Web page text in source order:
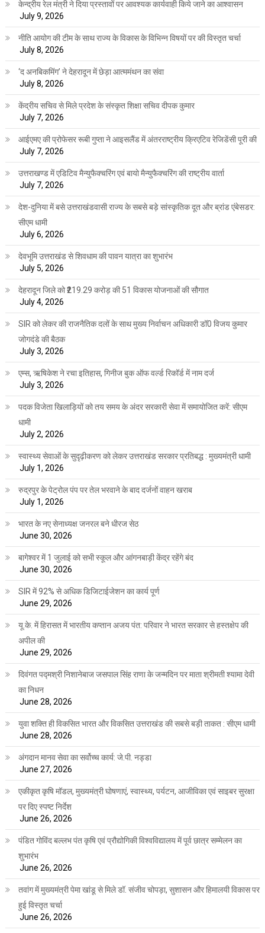
केन्द्रीय रेल मंत्री ने दिया प्रस्तावों पर आवश्यक कार्यवाही किये जाने का आश्वासन
July 9, 2026
नीति आयोग की टीम के साथ राज्य के विकास के विभिन्न विषयों पर की विस्तृत चर्चा
July 8, 2026
‘द अनबिकमिंग’ ने देहरादून में छेड़ा आत्ममंथन का संवा
July 8, 2026
केंद्रीय सचिव से मिले प्रदेश के संस्कृत शिक्षा सचिव दीपक कुमार
July 7, 2026
आईएमए की प्रोफेसर रूबी गुप्ता ने आइसलैंड में अंतरराष्ट्रीय क्रिएटिव रेजिडेंसी पूरी की
July 7, 2026
उत्तराखण्ड में एडिटिव मैन्युफैक्चरिंग एवं बायो मैन्युफैक्चरिंग की राष्ट्रीय वार्ता
July 7, 2026
देश-दुनिया में बसे उत्तराखंडवासी राज्य के सबसे बड़े सांस्कृतिक दूत और ब्रांड एंबेसडर:
सीएम धामी
July 6, 2026
देवभूमि उत्तराखंड से शिवधाम की पावन यात्रा का शुभारंभ
July 5, 2026
देहरादून जिले को ₹219.29 करोड़ की 51 विकास योजनाओं की सौगात
July 4, 2026
SIR को लेकर की राजनैतिक दलों के साथ मुख्य निर्वाचन अधिकारी डॉ0 विजय कुमार
जोगदंडे की बैठक
July 3, 2026
एम्स, ऋषिकेश ने रचा इतिहास, गिनीज बुक ऑफ वर्ल्ड रिकॉर्ड में नाम दर्ज
July 3, 2026
पदक विजेता खिलाड़ियों को तय समय के अंदर सरकारी सेवा में समायोजित करें: सीएम
धामी
July 2, 2026
स्वास्थ्य सेवाओं के सुदृढ़ीकरण को लेकर उत्तराखंड सरकार प्रतिबद्ध : मुख्यमंत्री धामी
July 1, 2026
रुद्रपुर के पेट्रोल पंप पर तेल भरवाने के बाद दर्जनों वाहन खराब
July 1, 2026
भारत के नए सेनाध्यक्ष जनरल बने धीरज सेठ
June 30, 2026
बागेश्वर में 1 जुलाई को सभी स्कूल और आंगनबाड़ी केंद्र रहेंगे बंद
June 30, 2026
SIR में 92% से अधिक डिजिटाईजेशन का कार्य पूर्ण
June 29, 2026
यू.के. में हिरासत में भारतीय कप्तान अजय पंत: परिवार ने भारत सरकार से हस्तक्षेप की
अपील की
June 29, 2026
दिवंगत पद्मश्री निशानेबाज जसपाल सिंह राणा के जन्मदिन पर माता श्रीमती श्यामा देवी
का निधन
June 28, 2026
युवा शक्ति ही विकसित भारत और विकसित उत्तराखंड की सबसे बड़ी ताकत : सीएम धामी
June 28, 2026
अंगदान मानव सेवा का सर्वोच्च कार्य: जे.पी. नड्डा
June 27, 2026
एकीकृत कृषि मॉडल, मुख्यमंत्री घोषणाएं, स्वास्थ्य, पर्यटन, आजीविका एवं साइबर सुरक्षा
पर दिए स्पष्ट निर्देश
June 26, 2026
पंडित गोविंद बल्लभ पंत कृषि एवं प्रौद्योगिकी विश्वविद्यालय में पूर्व छात्र सम्मेलन का
शुभारंभ
June 26, 2026
तवांग में मुख्यमंत्री पेमा खांडू से मिले डॉ. संजीव चोपड़ा, सुशासन और हिमालयी विकास पर
हुई विस्तृत चर्चा
June 26, 2026